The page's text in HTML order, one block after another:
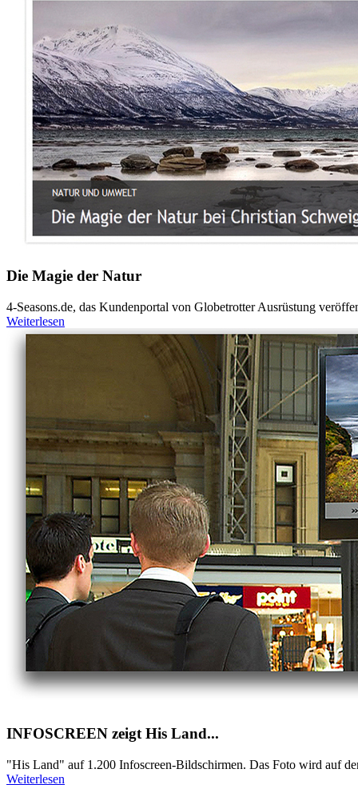
Die Magie der Natur
4-Seasons.de, das Kundenportal von Globetrotter Ausrüstung
Weiterlesen
INFOSCREEN zeigt His Land...
"His Land" auf 1.200 Infoscreen-Bildschirmen. Das Foto wird auf
Weiterlesen